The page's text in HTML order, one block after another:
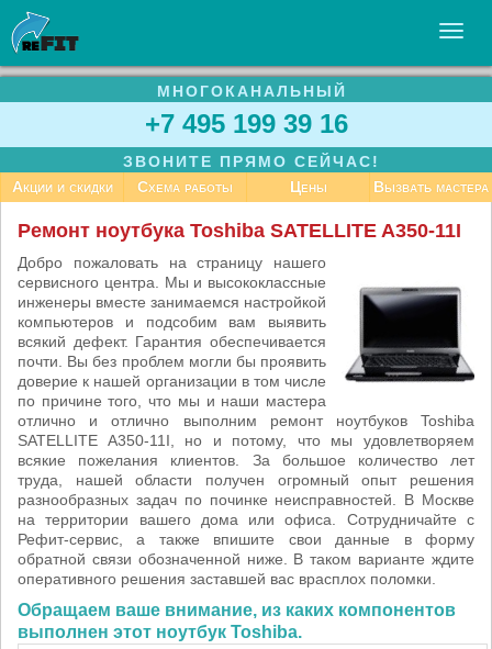
УСЛУГИ
БИЗНЕСУ
СТАТЬИ
МНОГОКАНАЛЬНЫЙ
+7 495 199 39 16
ЗВОНИТЕ ПРЯМО СЕЙЧАС!
Акции и скидки
Схема работы Цены Вызвать мастера
Ремонт ноутбука Toshiba SATELLITE A350-11I
Добро пожаловать на страницу нашего
сервисного центра. Мы и высококлассные
инженеры вместе занимаемся настройкой
компьютеров и подсобим вам выявить
всякий дефект. Гарантия обеспечивается
почти. Вы без проблем могли бы проявить
доверие к нашей организации в том числе
по причине того, что мы и наши мастера
отлично и отлично выполним ремонт ноутбуков Toshiba
SATELLITE A350-11I, но и потому, что мы удовлетворяем
всякие пожелания клиентов. За большое количество лет
труда, нашей области получен огромный опыт решения
разнообразных задач по починке неисправностей. В Москве
на территории вашего дома или офиса. Сотрудничайте с
Рефит-сервис, а также впишите свои данные в форму
обратной связи обозначенной ниже. В таком варианте ждите
оперативного решения заставшей вас врасплох поломки.
Обращаем ваше внимание, из каких компонентов
выполнен этот ноутбук Toshiba.